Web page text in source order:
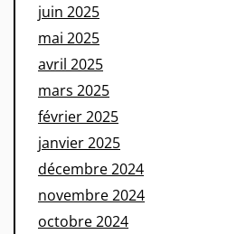
juin 2025
mai 2025
avril 2025
mars 2025
février 2025
janvier 2025
décembre 2024
novembre 2024
octobre 2024